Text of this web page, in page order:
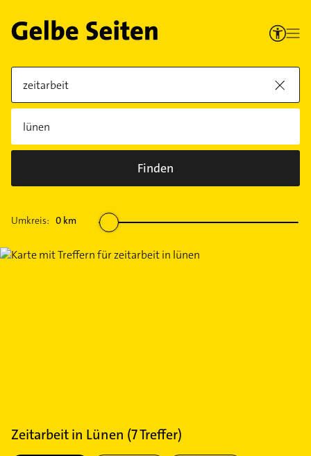
Finden
Umkreis: 0 km
Zeitarbeitin Lünen (7Treffer)